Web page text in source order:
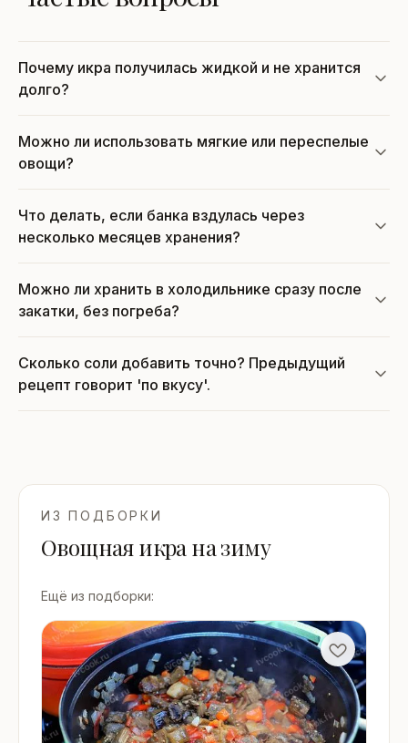
Почему икра получилась жидкой и не хранится
долго?
Можно ли использовать мягкие или переспелые
овощи?
Что делать, если банка вздулась через
несколько месяцев хранения?
Можно ли хранить в холодильнике сразу после
закатки, без погреба?
Сколько соли добавить точно? Предыдущий
рецепт говорит 'по вкусу'.
ИЗ ПОДБОРКИ
Овощная икра на зиму
Ещё из подборки: